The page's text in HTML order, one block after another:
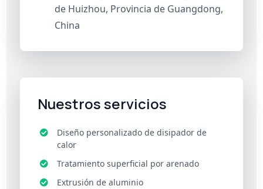
de Huizhou, Provincia de Guangdong,
China
Nuestros servicios
Diseño personalizado de disipador de
calor
Tratamiento superficial por arenado
Extrusión de aluminio